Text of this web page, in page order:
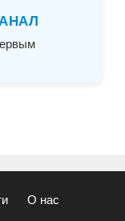
О нас